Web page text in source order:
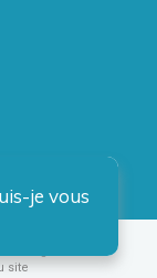
je vous
site